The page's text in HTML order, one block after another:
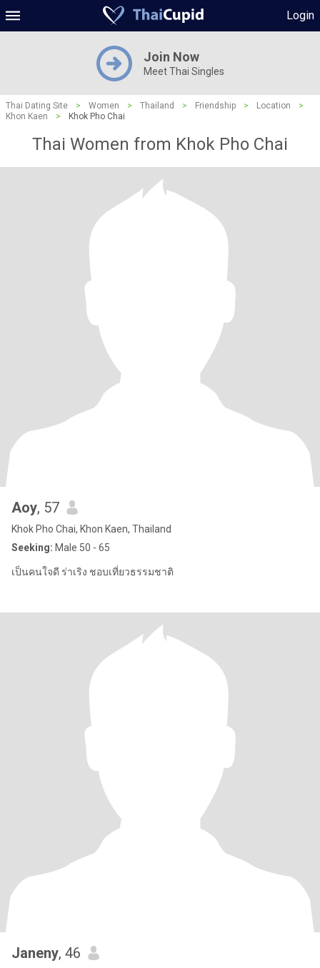
Login
Join Now
Meet Thai Singles
Thai Dating Site > Women > Thailand > Friendship > Location
>
Khon Kaen
> Khok Pho Chai
Thai Women from Khok Pho Chai
Aoy, 57
Khok Pho Chai, Khon Kaen, Thailand
Seeking: Male 50 - 65
เป็นคนใจดี ร่าเริง ชอบเที่ยวธรรมชาติ
Janeny, 46